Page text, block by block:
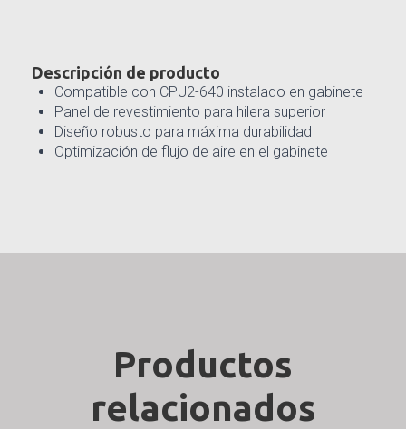
Descripción de producto
Compatible con CPU2-640 instalado en gabinete
Panel de revestimiento para hilera superior
Diseño robusto para máxima durabilidad
Optimización de flujo de aire en el gabinete
Productos
relacionados